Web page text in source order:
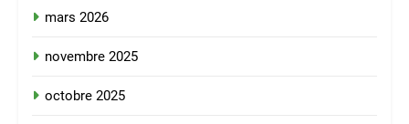
mars 2026
novembre 2025
octobre 2025